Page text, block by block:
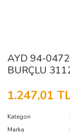
AYD 94-
BURÇLU
1.247,01
Kategori
Marka